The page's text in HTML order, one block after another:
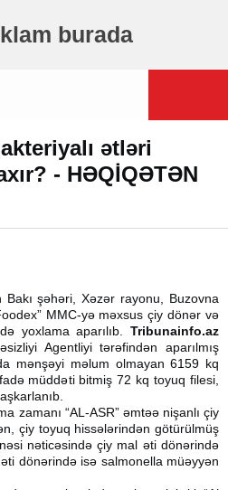
burada
ətləri
- HƏQİQƏTƏN
şəhəri, Xəzər rayonu, Buzovna
MMC-yə məxsus çiy dönər və
yoxlama aparılıb. Tribunainfo.az
Agentliyi tərəfindən aparılmış
mənşəyi məlum olmayan 6159 kq
müddəti bitmiş 72 kq toyuq filesi,
zamanı “AL-ASR” əmtəə nişanlı çiy
çiy toyuq hissələrindən götürülmüş
nəticəsində çiy mal əti dönərində
dönərində isə salmonella müəyyən